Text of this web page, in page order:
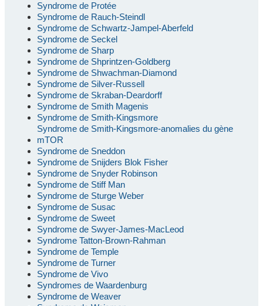
Syndrome de Protée
Syndrome de Rauch-Steindl
Syndrome de Schwartz-Jampel-Aberfeld
Syndrome de Seckel
Syndrome de Sharp
Syndrome de Shprintzen-Goldberg
Syndrome de Shwachman-Diamond
Syndrome de Silver-Russell
Syndrome de Skraban-Deardorff
Syndrome de Smith Magenis
Syndrome de Smith-Kingsmore
Syndrome de Smith-Kingsmore-anomalies du gène
mTOR
Syndrome de Sneddon
Syndrome de Snijders Blok Fisher
Syndrome de Snyder Robinson
Syndrome de Stiff Man
Syndrome de Sturge Weber
Syndrome de Susac
Syndrome de Sweet
Syndrome de Swyer-James-MacLeod
Syndrome Tatton-Brown-Rahman
Syndrome de Temple
Syndrome de Turner
Syndrome de Vivo
Syndromes de Waardenburg
Syndrome de Weaver